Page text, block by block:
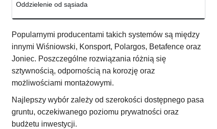
Oddzielenie od sąsiada
Popularnymi producentami takich systemów są między
innymi Wiśniowski, Konsport, Polargos, Betafence oraz
Joniec. Poszczególne rozwiązania różnią się
sztywnością, odpornością na korozję oraz
możliwościami montażowymi.
Najlepszy wybór zależy od szerokości dostępnego pasa
gruntu, oczekiwanego poziomu prywatności oraz
budżetu inwestycji.